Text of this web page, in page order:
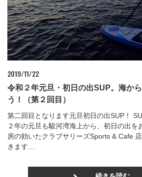
2019/11/22
令和２年元旦・初日の出SUP。海か
う！（第２回目）
第二回目となります元旦初日の出SUP！
２年の元旦も駿河湾海上から、初日の出を
房の効いたクラブサリーズSports & Cafe
きます…